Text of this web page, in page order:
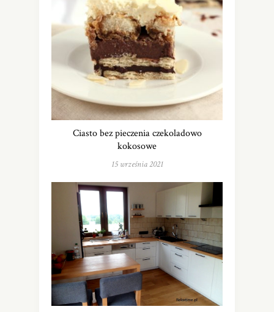
Ciasto bez pieczenia czekoladowo
kokosowe
15 września 2021